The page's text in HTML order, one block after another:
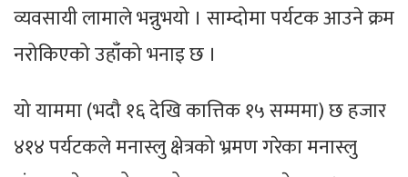
व्यवसायी लामाले भन्नुभयो । साम्दोमा पर्यटक आउने क्रम
नरोकिएको उहाँको भनाइ छ ।
यो याममा (भदौ १६ देखि कात्तिक १५ सम्ममा) छ हजार
४१४ पर्यटकले मनास्लु क्षेत्रको भ्रमण गरेका मनास्लु